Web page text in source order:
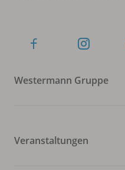
Westermann Gruppe
Veranstaltungen